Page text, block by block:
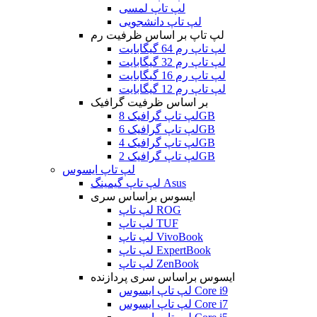
لپ تاپ لمسی
لپ تاپ دانشجویی
لپ تاپ بر اساس ظرفیت رم
لپ تاپ رم 64 گیگابایت
لپ تاپ رم 32 گیگابایت
لپ تاپ رم 16 گیگابایت
لپ تاپ رم 12 گیگابایت
بر اساس ظرفیت گرافیک
لپ تاپ گرافیک 8GB
لپ تاپ گرافیک 6GB
لپ تاپ گرافیک 4GB
لپ تاپ گرافیک 2GB
لپ تاپ ایسوس
لپ تاپ گیمینگ Asus
ایسوس براساس سری
لپ تاپ ROG
لپ تاپ TUF
لپ تاپ VivoBook
لپ تاپ ExpertBook
لپ تاپ ZenBook
ایسوس براساس سری پردازنده
لپ تاپ ایسوس Core i9
لپ تاپ ایسوس Core i7